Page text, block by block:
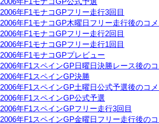
2006年F1モナコGPフリー走行3回目
2006年F1モナコGP木曜日フリー走行後のコ
2006年F1モナコGPフリー走行2回目
2006年F1モナコGPフリー走行1回目
2006年F1モナコGPプレビュー
2006年F1スペインGP日曜日決勝レース後の
2006年F1スペインGP決勝
2006年F1スペインGP土曜日公式予選後のコ
2006年F1スペインGP公式予選
2006年F1スペインGPフリー走行3回目
2006年F1スペインGP金曜日フリー走行後の